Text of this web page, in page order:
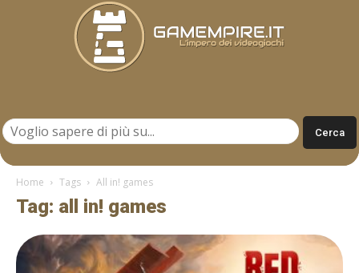
Home Tags All in! games
Tag: all in! games